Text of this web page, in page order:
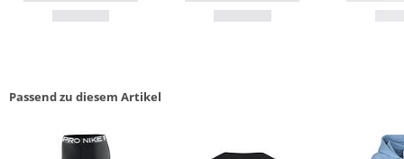
Passend zu diesem Artikel